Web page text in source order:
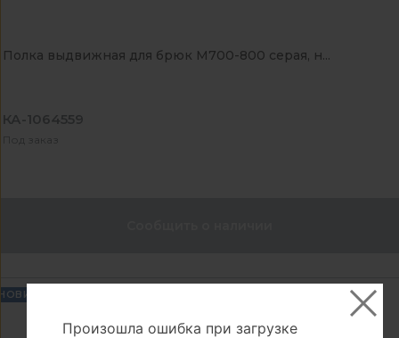
Полка выдвижная для брюк М700-800 серая, н...
КА-1064559
Под заказ
Произошла ошибка при загрузке